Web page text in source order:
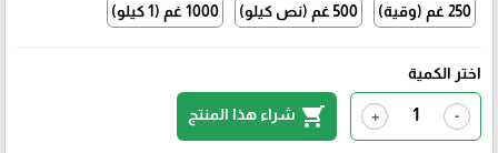
250 غم (وقية)
500 غم (نص كيلو) 1000 غم (1 كيلو)
اختر الكمية
-
+
shopping_cart شراء هذا المنتج